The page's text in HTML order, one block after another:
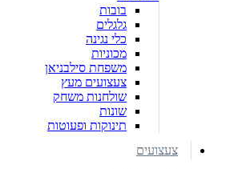
בובות
גלגלים
כלי נגינה
מכוניות
משפחת סילבניאן
צעצועים מעץ
שולחנות משחק
שונות
תינוקות ופעוטות
צעצועים